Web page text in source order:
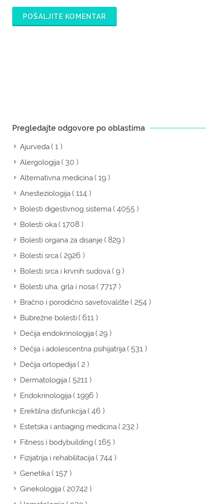
POŠALJITE KOMENTAR
Pregledajte odgovore po oblastima
Ajurveda( 1 )
Alergologija( 30 )
Alternativna medicina( 19 )
Anesteziologija( 114 )
Bolesti digestivnog sistema( 4055 )
Bolesti oka( 1708 )
Bolesti organa za disanje( 829 )
Bolesti srca( 2926 )
Bolesti srca i krvnih sudova( 9 )
Bolesti uha, grla i nosa( 7717 )
Bračno i porodično savetovalište( 254 )
Bubrežne bolesti( 611 )
Dečija endokrinologija( 29 )
Dečija i adolescentna psihijatrija( 531 )
Dečija ortopedija( 2 )
Dermatologija( 5211 )
Endokrinologija( 1996 )
Erektilna disfunkcija( 46 )
Estetska i antiaging medicina( 232 )
Fitness i bodybuilding( 165 )
Fizijatrija i rehabilitacija( 744 )
Genetika( 157 )
Ginekologija( 20742 )